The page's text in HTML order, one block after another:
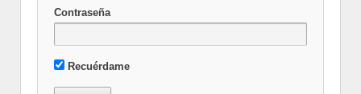
Contraseña
Recuérdame